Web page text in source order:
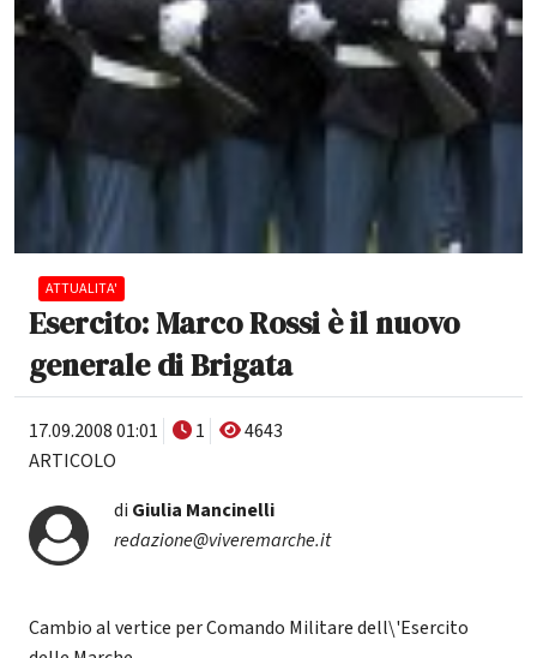
ATTUALITA'
Esercito: Marco Rossi è il nuovo
generale di Brigata
17.09.2008 01:01 1
4643
ARTICOLO
di Giulia Mancinelli
redazione@viveremarche.it
Cambio al vertice per Comando Militare dell\'Esercito